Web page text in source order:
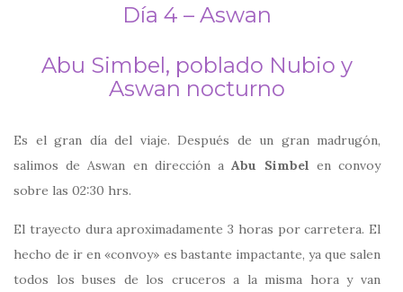
Día 4 – Aswan
Abu Simbel, poblado Nubio y
Aswan nocturno
Es el gran día del viaje. Después de un gran madrugón,
salimos de Aswan en dirección aAbu Simbel en convoy
sobre las 02:30 hrs.
El trayecto dura aproximadamente 3 horas por carretera. El
hecho de ir en «convoy» es bastante impactante, ya que salen
todos los buses de los cruceros a la misma hora y van